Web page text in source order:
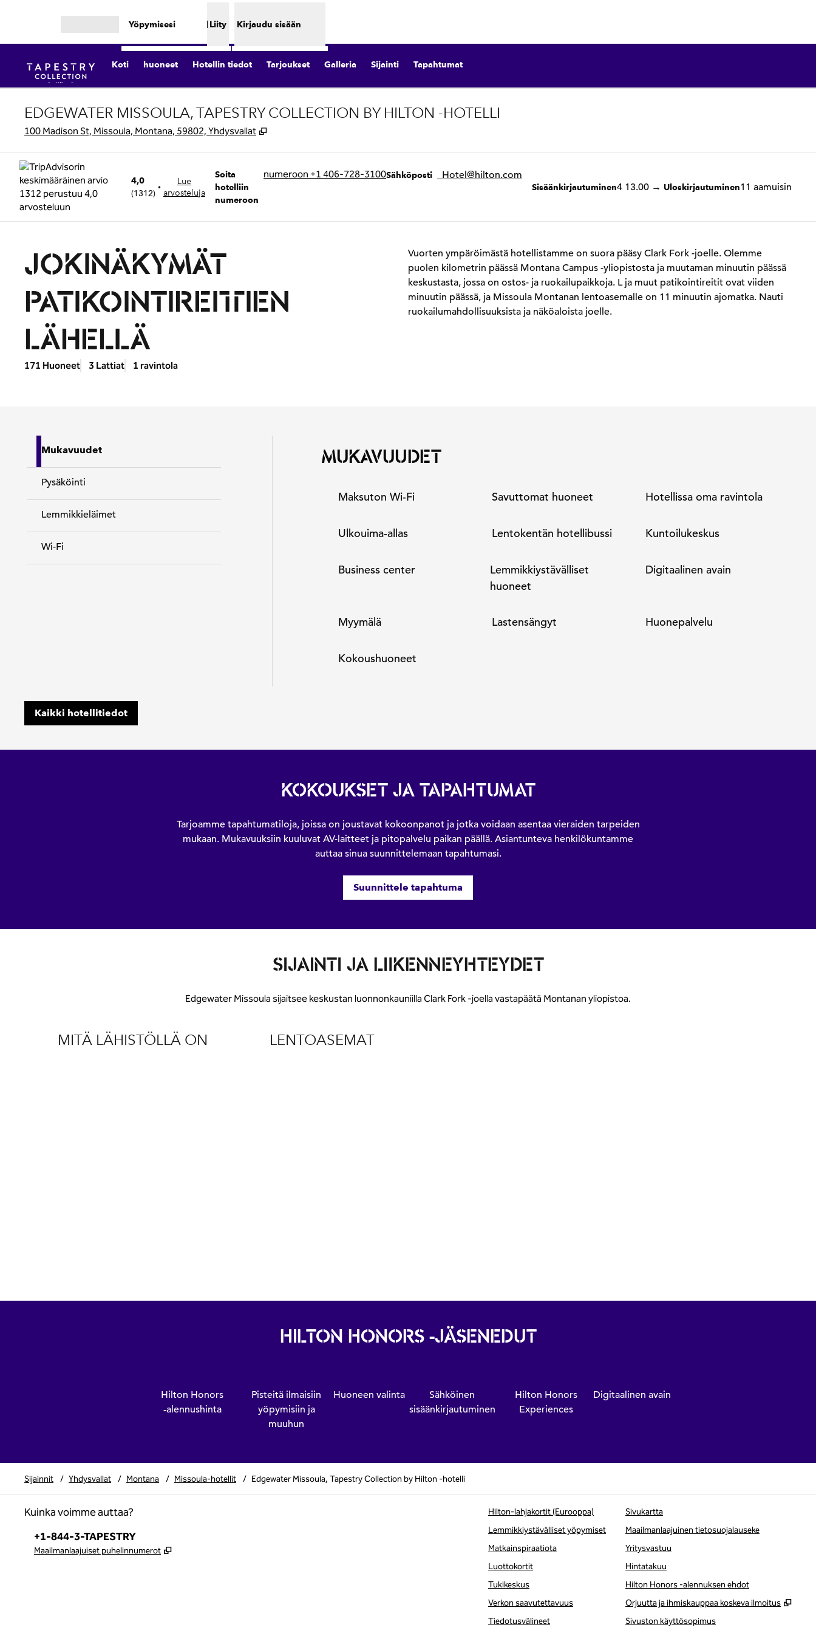
Yöpymisesi Liity Kirjaudu sisään
Koti huoneet Hotellin tiedot Tarjoukset Galleria Sijainti Tapahtumat
EDGEWATER MISSOULA, TAPESTRY COLLECTION BY HILTON -HOTELLI
100 Madison St, Missoula, Montana, 59802, Yhdysvallat ,
4,0
(1312)
•
Lue
arvosteluja
Soita
hotelliin
numeroon
Soita numeroon +1 406-728-3100Sähköposti
SähköpostiRLMAE
_Hotel@hilton.com
Sisäänkirjautuminen4 13.00 → Uloskirjautuminen11 aamuisin
JOKINÄKYMÄT
PATIKOINTIREITTIEN
LÄHELLÄ
171 Huoneet 3 Lattiat 1 ravintola
Vuorten ympäröimästä hotellistamme on suora pääsy Clark Fork -joelle. Olemme
puolen kilometrin päässä Montana Campus -yliopistosta ja muutaman minuutin päässä
keskustasta, jossa on ostos- ja ruokailupaikkoja. L ja muut patikointireitit ovat viiden
minuutin päässä, ja Missoula Montanan lentoasemalle on 11 minuutin ajomatka. Nauti
ruokailumahdollisuuksista ja näköaloista joelle.
Mukavuudet
Pysäköinti
Lemmikkieläimet
Wi-Fi
MUKAVUUDET
Maksuton Wi-Fi Savuttomat huoneet Hotellissa oma ravintola
Ulkouima-allas Lentokentän hotellibussi Kuntoilukeskus
Business center
Lemmikkiystävälliset
huoneet
Digitaalinen avain
Myymälä Lastensängyt Huone­palvelu
Kokous­huoneet
Kaikki hotellitiedot
KOKOUKSET JA TAPAHTUMAT
Tarjoamme tapahtumatiloja, joissa on joustavat kokoonpanot ja jotka voidaan asentaa vieraiden tarpeiden
mukaan. Mukavuuksiin kuuluvat AV-laitteet ja pitopalvelu paikan päällä. Asiantunteva henkilökuntamme
auttaa sinua suunnittelemaan tapahtumasi.
Suunnittele tapahtuma
SIJAINTI JA LIIKENNEYHTEYDET
Edgewater Missoula sijaitsee keskustan luonnonkauniilla Clark Fork -joella vastapäätä Montanan yliopistoa.
MITÄ LÄHISTÖLLÄ ON LENTOASEMAT
HILTON HONORS -JÄSENEDUT
Hilton Honors
‑alennushinta
Pisteitä ilmaisiin
yöpymisiin ja
muuhun
Huoneen valinta
Sähköinen
sisäänkirjautuminen
Hilton Honors
Experiences
Digitaalinen avain
Sijainnit / Yhdysvallat / Montana / Missoula-hotellit / Edgewater Missoula, Tapestry Collection by Hilton -hotelli
Kuinka voimme auttaa?
Puhelin:
+1-844-3-TAPESTRY
Maailmanlaajuiset puhelinnumerot ,
Hilton-lahjakortit (Eurooppa)
Lemmikkiystävälliset yöpymiset
Matkainspiraatiota
Luottokortit
Tukikeskus
Verkon saavutettavuus
Tiedotusvälineet
Sivukartta
Maailmanlaajuinen tietosuojalauseke
Yritysvastuu
Hintatakuu
Hilton Honors -alennuksen ehdot
Orjuutta ja ihmiskauppaa koskeva ilmoitus
,
Sivuston käyttösopimus